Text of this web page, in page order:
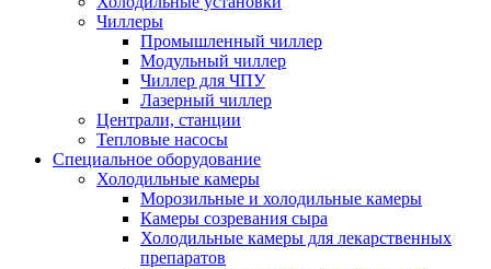
Чиллеры
Промышленный чиллер
Модульный чиллер
Чиллер для ЧПУ
Лазерный чиллер
Централи, станции
Тепловые насосы
Специальное оборудование
Холодильные камеры
Морозильные и холодильные камеры
Камеры созревания сыра
Холодильные камеры для лекарственных
препаратов